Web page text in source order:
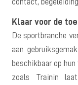
contact,
Klaar voor de
De sportbranche
aan
beschikbaar op
zoals Trainin